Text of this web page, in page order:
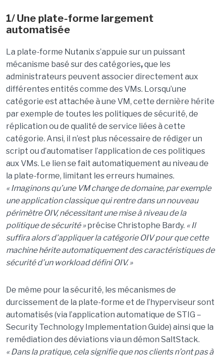
1/ Une plate-forme largement
automatisée
La plate-forme Nutanix s’appuie sur un puissant
mécanisme basé sur des catégories,que les
administrateurs peuvent associer directement aux
différentes entités comme des VMs. Lorsqu’une
catégorie est attachée à une VM, cette dernière hérite
par exemple de toutes les politiques de sécurité, de
réplication ou de qualité de service liées à cette
catégorie. Ansi, il n’est plus nécessaire de rédiger un
script ou d’automatiser l’application de ces politiques
aux VMs. Le lien se fait automatiquement au niveau de
la plate-forme, limitant les erreurs humaines.
« Imaginons qu’une VM change de domaine, par exemple
une application classique qui rentre dans un nouveau
périmètre OIV, nécessitant une mise à niveau de la
politique de sécurité »précise Christophe Bardy. « Il
suffira alors d’appliquer la catégorie OIV pour que cette
machine hérite automatiquement des caractéristiques de
sécurité d’un workload défini OIV. »
De même pour la sécurité, les mécanismes de
durcissement de la plate-forme et de l’hyperviseur sont
automatisés (via l’application automatique de STIG –
Security Technology Implementation Guide) ainsi que la
remédiation des déviations via un démon SaltStack.
« Dans la pratique, cela signifie que nos clients n’ont pas à